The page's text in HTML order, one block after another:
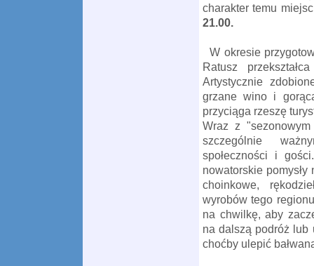
charakter temu
21.00.
W okresie
Ratusz
Artystycznie
grzane wino i
przyciąga rzeszę
Wraz z
szczególnie
społeczności i
nowatorskie
choinkowe,
wyrobów tego
na chwilkę, aby
na dalszą podróż lub
choćby ulepić